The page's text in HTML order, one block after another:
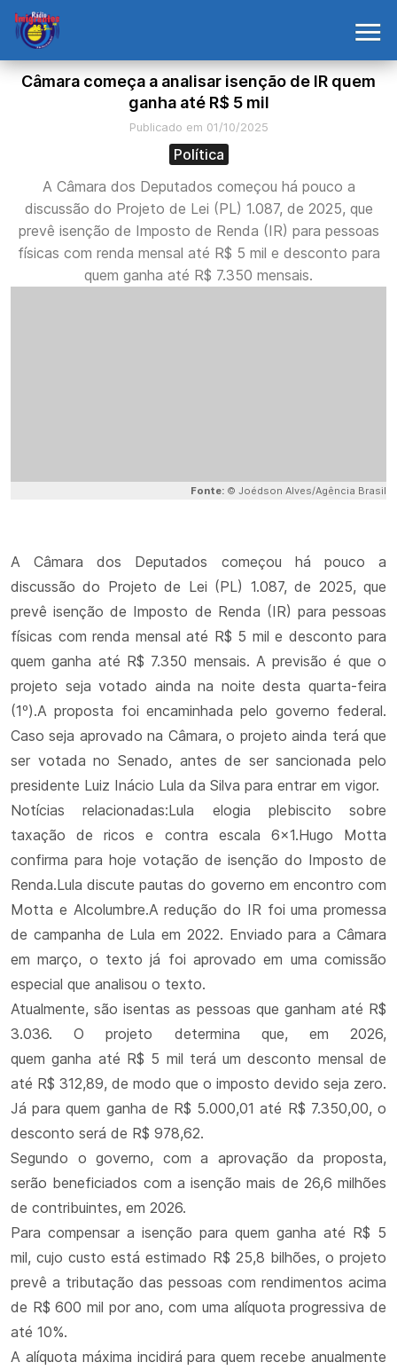
Câmara começa a analisar isenção de IR quem
ganha até R$ 5 mil
Publicado em 01/10/2025
Política
A Câmara dos Deputados começou há pouco a
discussão do Projeto de Lei (PL) 1.087, de 2025, que
prevê isenção de Imposto de Renda (IR) para pessoas
físicas com renda mensal até R$ 5 mil e desconto para
quem ganha até R$ 7.350 mensais.
Fonte: © Joédson Alves/Agência Brasil
A Câmara dos Deputados começou há pouco a
discussão do Projeto de Lei (PL) 1.087, de 2025, que
prevê isenção de Imposto de Renda (IR) para pessoas
físicas com renda mensal até R$ 5 mil e desconto para
quem ganha até R$ 7.350 mensais. A previsão é que o
projeto seja votado ainda na noite desta quarta-feira
(1º).A proposta foi encaminhada pelo governo federal.
Caso seja aprovado na Câmara, o projeto ainda terá que
ser votada no Senado, antes de ser sancionada pelo
presidente Luiz Inácio Lula da Silva para entrar em vigor.
Notícias relacionadas:Lula elogia plebiscito sobre
taxação de ricos e contra escala 6x1.Hugo Motta
confirma para hoje votação de isenção do Imposto de
Renda.Lula discute pautas do governo em encontro com
Motta e Alcolumbre.A redução do IR foi uma promessa
de campanha de Lula em 2022. Enviado para a Câmara
em março, o texto já foi aprovado em uma comissão
especial que analisou o texto.
Atualmente, são isentas as pessoas que ganham até R$
3.036. O projeto determina que, em 2026,
quem ganha até R$ 5 mil terá um desconto mensal de
até R$ 312,89, de modo que o imposto devido seja zero.
Já para quem ganha de R$ 5.000,01 até R$ 7.350,00, o
desconto será de R$ 978,62.
Segundo o governo, com a aprovação da proposta,
serão beneficiados com a isenção mais de 26,6 milhões
de contribuintes, em 2026.
Para compensar a isenção para quem ganha até R$ 5
mil, cujo custo está estimado R$ 25,8 bilhões, o projeto
prevê a tributação das pessoas com rendimentos acima
de R$ 600 mil por ano, com uma alíquota progressiva de
até 10%.
A alíquota máxima incidirá para quem recebe anualmente